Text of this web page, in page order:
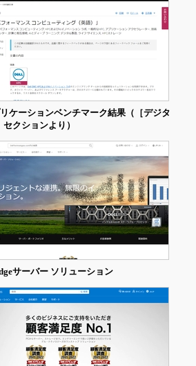
ケーションベンチマーク結果（［デジタ
クションより）
サーバー ソリューション